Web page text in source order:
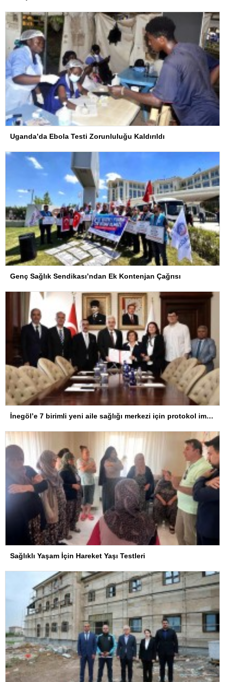
Uganda’da Ebola Testi Zorunluluğu Kaldırıldı
Genç Sağlık Sendikası’ndan Ek Kontenjan Çağrısı
İnegöl’e 7 birimli yeni aile sağlığı merkezi için protokol imzalandı
Sağlıklı Yaşam İçin Hareket Yaşı Testleri